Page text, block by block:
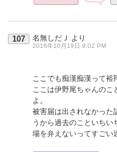
107 名無しだＪ より
2016年10月19日 9:02 PM
ここでも痴漢痴漢って裕
ここは伊野尾ちゃんのこ
よ。
被害届は出されなかった
うから過去のこといちい
場を弁えないってすごい